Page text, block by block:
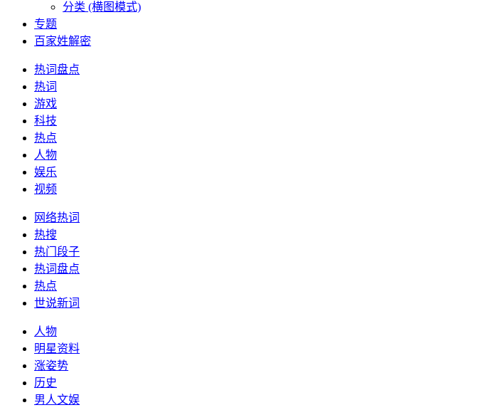
分类 (横图模式)
专题
百家姓解密
热词盘点
热词
游戏
科技
热点
人物
娱乐
视频
网络热词
热搜
热门段子
热词盘点
热点
世说新词
人物
明星资料
涨姿势
历史
男人文娱